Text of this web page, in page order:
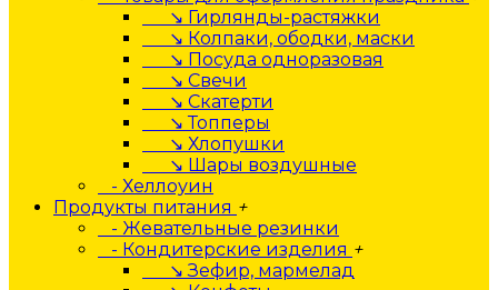
↘ Гирлянды-растяжки
↘ Колпаки, ободки, маски
↘ Посуда одноразовая
↘ Свечи
↘ Скатерти
↘ Топперы
↘ Хлопушки
↘ Шары воздушные
- Хеллоуин
Продукты питания +
- Жевательные резинки
- Кондитерские изделия +
↘ Зефир, мармелад